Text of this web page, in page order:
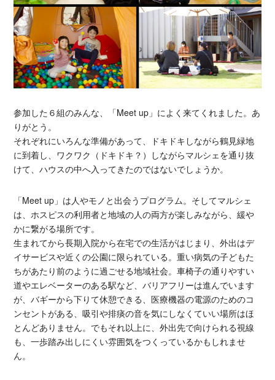
参加した６組のみんな、「Meet up」によく来てくれました。あ
りがとう。
それぞれにいろんな準備があって、ドキドキしながら鶴見緑地
に到着し、ワクワク（ドキドキ？）しながらマルシェを通り抜
けて、ハウスの中へ入ってきたのではないでしょうか。
「Meet up」は人やモノと出会うプログラム。そしてマルシェ
は、ホスピスの利用者と地域の人の両方が楽しみながら、緩や
かに繋がる場所です。
生まれてから長期入院から在宅での生活がはじまり、外出はデ
イサービスや近くの公園に限られている。重い病気の子どもた
ちがあたり前のように過ごせる地域社会。車椅子の通りやすい
道やエレベーターのある駅など、バリアフリーは進んでいます
が、バギーから下りて休憩できる、医療機器の電源のためのコ
ンセントがある、吸引や排痰の音を気にしなくていい場所はほ
とんどありません。でもそれ以上に、外出先で向けられる視線
も、一歩踏み出しにくい雰囲気をつくっているかもしれませ
ん。